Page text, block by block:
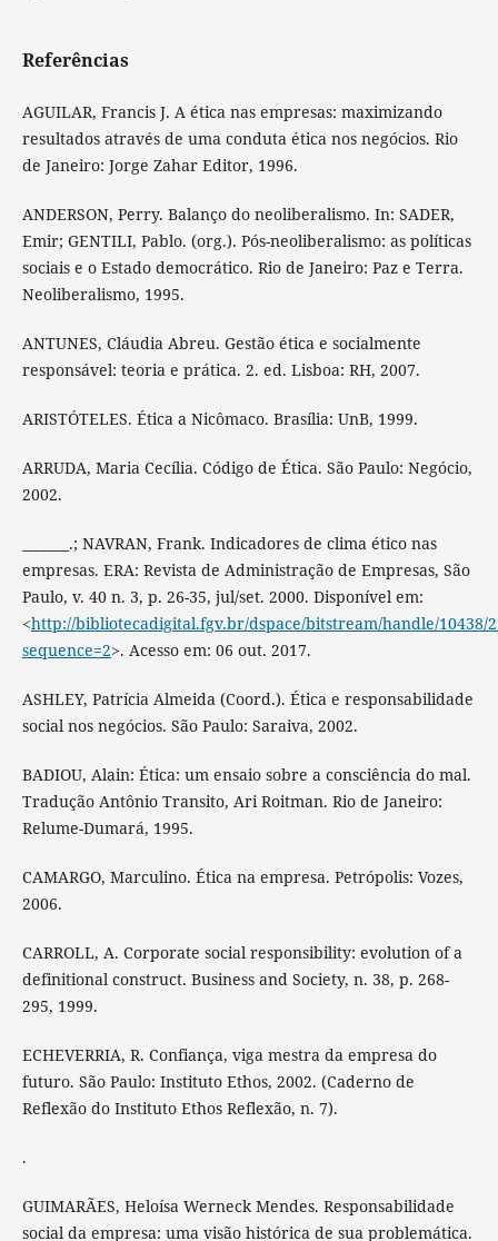
Referências
AGUILAR, Francis J. A ética nas empresas: maximizando
resultados através de uma conduta ética nos negócios. Rio
de Janeiro: Jorge Zahar Editor, 1996.
ANDERSON, Perry. Balanço do neoliberalismo. In: SADER,
Emir; GENTILI, Pablo. (org.). Pós-neoliberalismo: as políticas
sociais e o Estado democrático. Rio de Janeiro: Paz e Terra.
Neoliberalismo, 1995.
ANTUNES, Cláudia Abreu. Gestão ética e socialmente
responsável: teoria e prática. 2. ed. Lisboa: RH, 2007.
ARISTÓTELES. Ética a Nicômaco. Brasília: UnB, 1999.
ARRUDA, Maria Cecília. Código de Ética. São Paulo: Negócio,
2002.
_______.; NAVRAN, Frank. Indicadores de clima ético nas
empresas. ERA: Revista de Administração de Empresas, São
Paulo, v. 40 n. 3, p. 26-35, jul/set. 2000. Disponível em:
<http://bibliotecadigital.fgv.br/dspace/bitstream/handle/10438/
sequence=2>. Acesso em: 06 out. 2017.
ASHLEY, Patrícia Almeida (Coord.). Ética e responsabilidade
social nos negócios. São Paulo: Saraiva, 2002.
BADIOU, Alain: Ética: um ensaio sobre a consciência do mal.
Tradução Antônio Transito, Ari Roitman. Rio de Janeiro:
Relume-Dumará, 1995.
CAMARGO, Marculino. Ética na empresa. Petrópolis: Vozes,
2006.
CARROLL, A. Corporate social responsibility: evolution of a
definitional construct. Business and Society, n. 38, p. 268-
295, 1999.
ECHEVERRIA, R. Confiança, viga mestra da empresa do
futuro. São Paulo: Instituto Ethos, 2002. (Caderno de
Reflexão do Instituto Ethos Reflexão, n. 7).
.
GUIMARÃES, Heloísa Werneck Mendes. Responsabilidade
social da empresa: uma visão histórica de sua problemática.